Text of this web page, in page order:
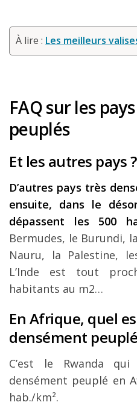
À lire : Les meilleurs
FAQ sur les
peuplés
Et les autres pays ?
D’autres pays très
ensuite, dans le
dépassent les 500
Bermudes, le Burundi,
Nauru, la Palestine,
L’Inde est tout
habitants au m2…
En Afrique, quel
densément
C’est le Rwanda
densément peuplé en
hab./km².